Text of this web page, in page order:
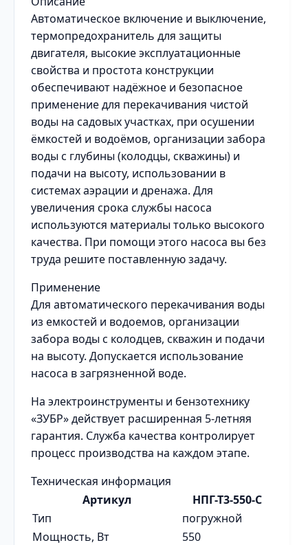
Автоматическое включение и выключение,
термопредохранитель для защиты
двигателя, высокие эксплуатационные
свойства и простота конструкции
обеспечивают надёжное и безопасное
применение для перекачивания чистой
воды на садовых участках, при осушении
ёмкостей и водоёмов, организации забора
воды с глубины (колодцы, скважины) и
подачи на высоту, использовании в
системах аэрации и дренажа. Для
увеличения срока службы насоса
используются материалы только высокого
качества. При помощи этого насоса вы без
труда решите поставленную задачу.
Применение
Для автоматического перекачивания воды
из емкостей и водоемов, организации
забора воды с колодцев, скважин и подачи
на высоту. Допускается использование
насоса в загрязненной воде.
На электроинструменты и бензотехнику
«ЗУБР» действует расширенная 5-летняя
гарантия. Служба качества контролирует
процесс производства на каждом этапе.
Техническая информация
Артикул
НПГ-Т3-550-С
Тип
погружной
Мощность, Вт
550